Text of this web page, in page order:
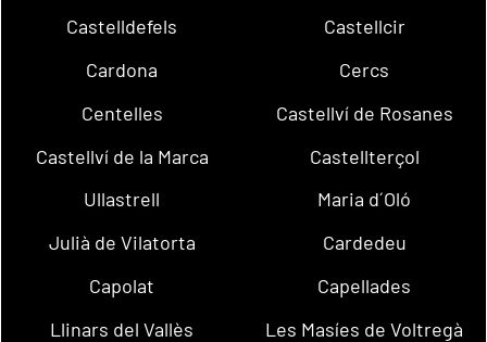
Castelldefels
Castellcir
Cardona
Cercs
Centelles
Castellví de Rosanes
Castellví de la Marca
Castellterçol
Ullastrell
Maria d´Oló
Julià de Vilatorta
Cardedeu
Capolat
Capellades
Llinars del Vallès
Les Masíes de Voltregà